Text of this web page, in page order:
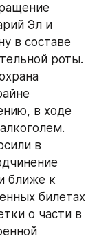
Эл и
в составе
роты.
в ходе
в
ближе к
билетах
о части в